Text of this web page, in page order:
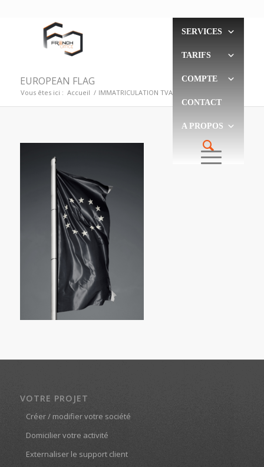
SERVICES
TARIFS
COMPTE
CONTACT
A PROPOS
EUROPEAN FLAG
Vous êtes ici : Accueil / IMMATRICULATION TVA
VOTRE PROJET
Créer / modifier votre société
Domicilier votre activité
Externaliser le support client